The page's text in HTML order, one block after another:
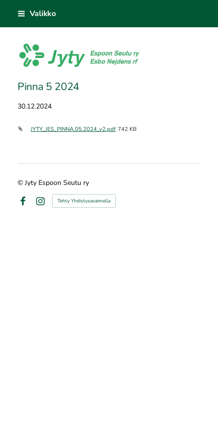
sisältöön
Valikko
Jyty Espoon Seutu ry
Pinna 5 2024
30.12.2024
JYTY_JES_PINNA.05.2024_v2.pdf 742 KB
© Jyty Espoon Seutu ry
FacebookInstagram
Tehty Yhdistysavaimella